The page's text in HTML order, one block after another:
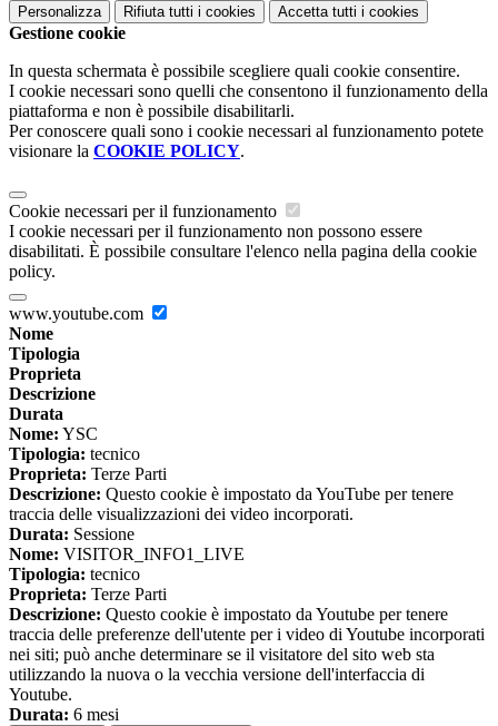
Personalizza Rifiuta tutti i cookies Accetta tutti i cookies
Gestione cookie
In questa schermata è possibile scegliere quali cookie consentire.
I cookie necessari sono quelli che consentono il funzionamento della
piattaforma e non è possibile disabilitarli.
Per conoscere quali sono i cookie necessari al funzionamento potete
visionare la COOKIE POLICY.
Cookie necessari per il funzionamento
I cookie necessari per il funzionamento non possono essere
disabilitati. È possibile consultare l'elenco nella pagina della cookie
policy.
www.youtube.com
Nome
Tipologia
Proprieta
Descrizione
Durata
Nome: YSC
Tipologia: tecnico
Proprieta: Terze Parti
Descrizione: Questo cookie è impostato da YouTube per tenere
traccia delle visualizzazioni dei video incorporati.
Durata: Sessione
Nome: VISITOR_INFO1_LIVE
Tipologia: tecnico
Proprieta: Terze Parti
Descrizione: Questo cookie è impostato da Youtube per tenere
traccia delle preferenze dell'utente per i video di Youtube incorporati
nei siti; può anche determinare se il visitatore del sito web sta
utilizzando la nuova o la vecchia versione dell'interfaccia di
Youtube.
Durata: 6 mesi